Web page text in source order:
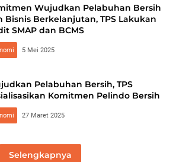
Wujudkan Pelabuhan Bersih
Bisnis Berkelanjutan, TPS Lakukan
SMAP dan BCMS
5 Mei 2025
Pelabuhan Bersih, TPS
Komitmen Pelindo Bersih
27 Maret 2025
Selengkapnya